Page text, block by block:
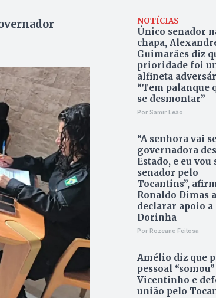
NOTÍCIAS
Único senador
chapa,
Guimarães diz
prioridade foi
alfineta
“Tem palanque
se desmontar”
Por Samir Leão
“A senhora vai
governadora
Estado, e eu vou
senador pelo
Tocantins”,
Ronaldo Dimas
declarar apoio a
Dorinha
Por Rozeane Feitosa
Amélio diz que
pessoal
Vicentinho e
união pelo